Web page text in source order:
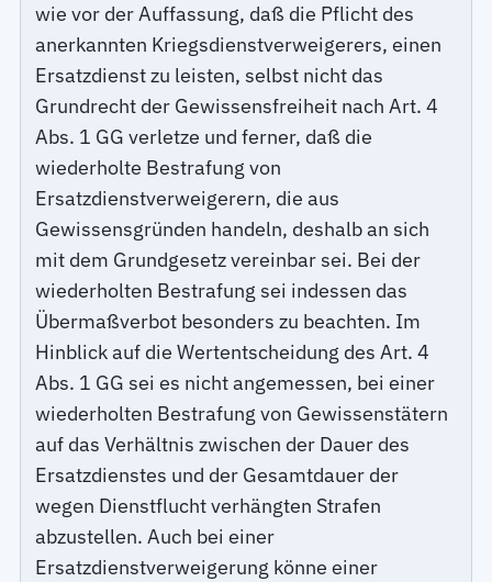
wie vor der Auffassung, daß die Pflicht des
anerkannten Kriegsdienstverweigerers, einen
Ersatzdienst zu leisten, selbst nicht das
Grundrecht der Gewissensfreiheit nach Art. 4
Abs. 1 GG verletze und ferner, daß die
wiederholte Bestrafung von
Ersatzdienstverweigerern, die aus
Gewissensgründen handeln, deshalb an sich
mit dem Grundgesetz vereinbar sei. Bei der
wiederholten Bestrafung sei indessen das
Übermaßverbot besonders zu beachten. Im
Hinblick auf die Wertentscheidung des Art. 4
Abs. 1 GG sei es nicht angemessen, bei einer
wiederholten Bestrafung von Gewissenstätern
auf das Verhältnis zwischen der Dauer des
Ersatzdienstes und der Gesamtdauer der
wegen Dienstflucht verhängten Strafen
abzustellen. Auch bei einer
Ersatzdienstverweigerung könne einer